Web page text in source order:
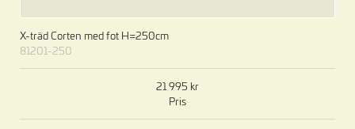
X-träd Corten med fot H=250cm
81201-250
Pris
21 995